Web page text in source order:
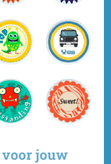
voor jouw